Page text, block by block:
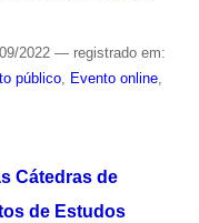
2022 — registrado em:
público, Evento online,
Cátedras de
de Estudos